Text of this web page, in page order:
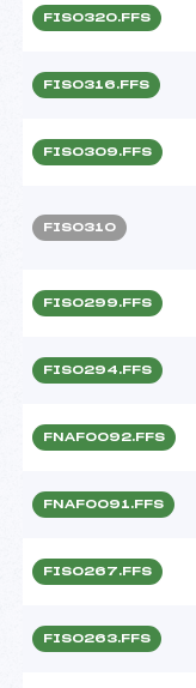
FIS0320.FFS
FIS0316.FFS
FIS0309.FFS
FIS0310
FIS0299.FFS
FIS0294.FFS
FNAF0092.FFS
FNAF0091.FFS
FIS0267.FFS
FIS0263.FFS